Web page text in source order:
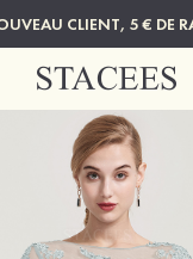
CLIENT, 5 € DE